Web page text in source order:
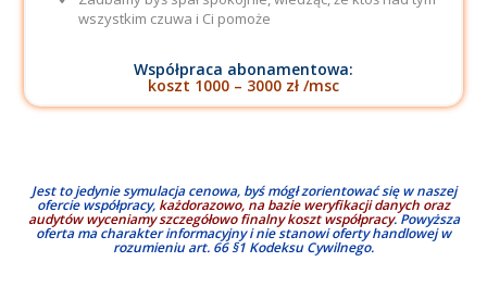
wszystkim czuwa i Ci pomoże
Współpraca abonamentowa:
koszt 1000 – 3000 zł /msc
Jest to jedynie symulacja cenowa, byś mógł zorientować się w naszej
ofercie współpracy, każdorazowo, na bazie weryfikacji danych oraz
audytów wyceniamy szczegółowo finalny koszt współpracy. Powyższa
oferta ma charakter informacyjny i nie stanowi oferty handlowej w
rozumieniu art. 66 §1 Kodeksu Cywilnego.